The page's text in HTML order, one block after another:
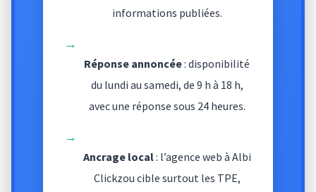
informations publiées.
→
Réponse annoncée: disponibilité
du lundi au samedi, de 9 h à 18 h,
avec une réponse sous 24 heures.
→
Ancrage local: l’agence web à Albi
Clickzou cible surtout les TPE,